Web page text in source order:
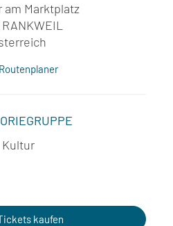
am Marktplatz
Kultur
kaufen